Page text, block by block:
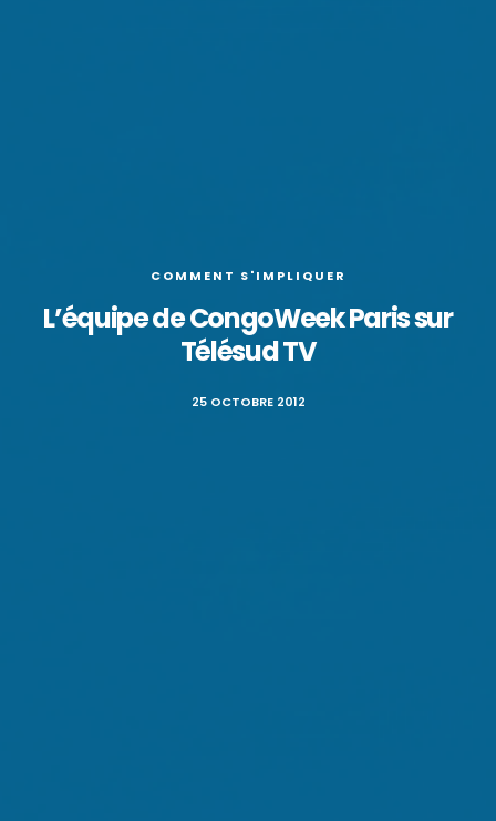
COMMENT S'IMPLIQUER
L’équipe de CongoWeek Paris sur
Télésud TV
25 OCTOBRE 2012